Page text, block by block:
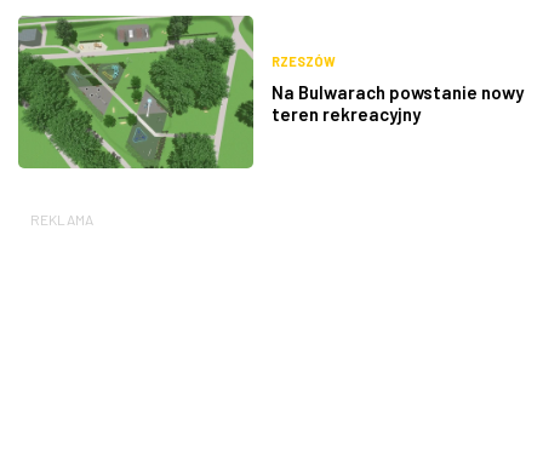
RZESZÓW
Na Bulwarach powstanie nowy
teren rekreacyjny
REKLAMA